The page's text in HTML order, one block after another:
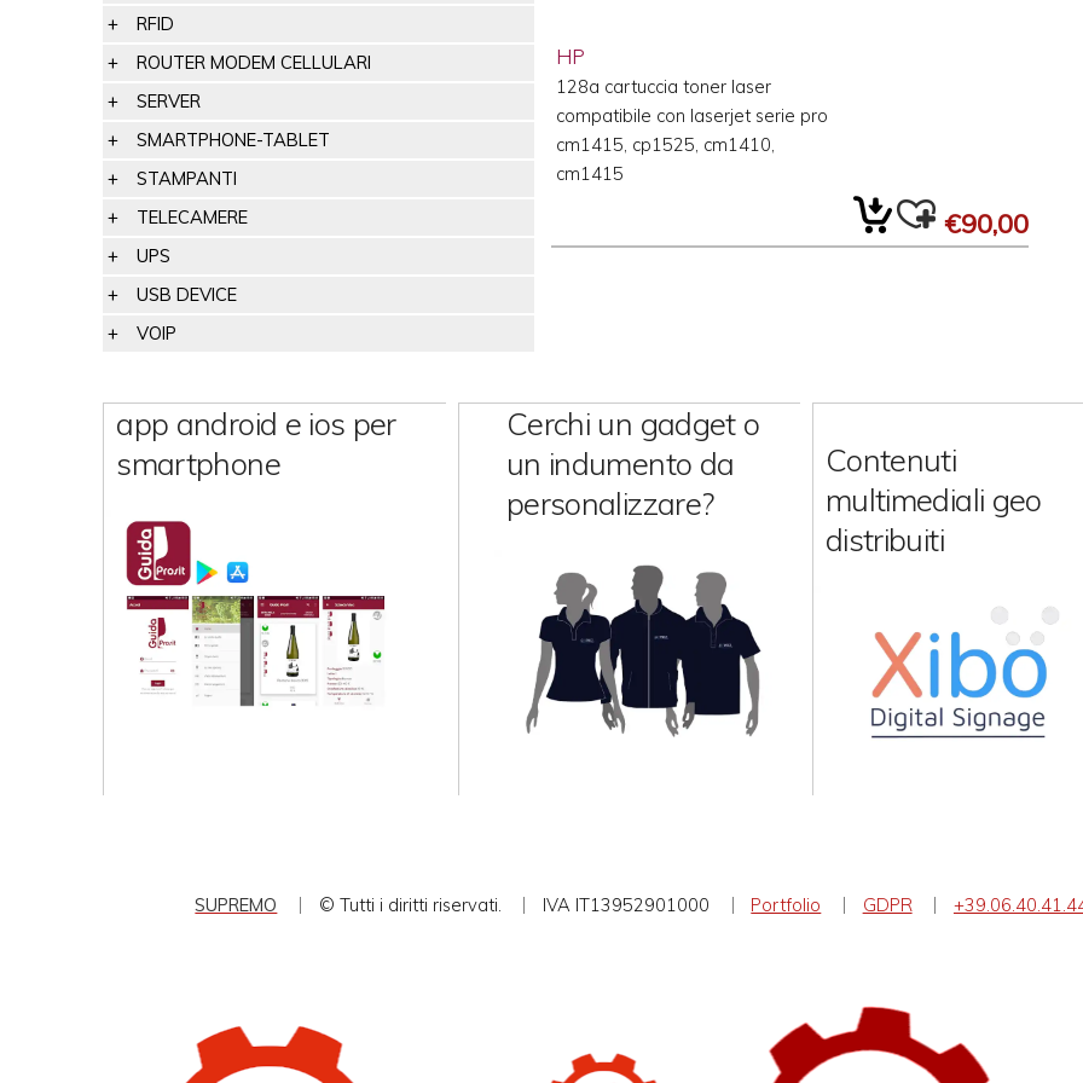
RFID
ROUTER MODEM CELLULARI
SERVER
SMARTPHONE-TABLET
STAMPANTI
TELECAMERE
UPS
USB DEVICE
VOIP
HP
128a cartuccia toner laser
compatibile con laserjet serie pro
cm1415, cp1525, cm1410,
cm1415
€90,00
app android e ios per
smartphone
Cerchi un gadget o
un indumento da
personalizzare?
Contenuti
multimediali geo
distribuiti
SUPREMO © Tutti i diritti riservati. IVA IT13952901000 Portfolio GDPR